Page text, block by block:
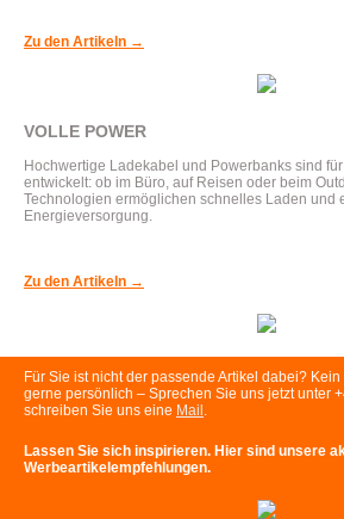
Zu den Artikeln →
VOLLE POWER
Hochwertige Ladekabel und Powerbanks sind
entwickelt: ob im Büro, auf Reisen oder beim
Technologien ermöglichen schnelles Laden und
Energieversorgung.
Zu den Artikeln →
Für Sie ist nicht der passende Artikel dabei?
gerne persönlich – Sprechen Sie uns jetzt unter
schreiben Sie uns eine Mail .
Lassen Sie sich inspirieren. Hier sind unsere
Werbeartikelempfehlungen.